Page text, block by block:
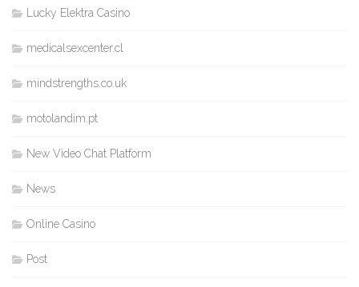
Lucky Elektra Casino
medicalsexcenter.cl
mindstrengths.co.uk
motolandim.pt
New Video Chat Platform
News
Online Casino
Post